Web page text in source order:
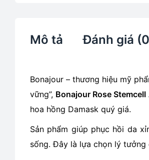
Mô tả Đánh giá
Bonajour – thương hiệu mỹ
vững”, Bonajour Rose
hoa hồng Damask quý giá.
Sản phẩm giúp phục hồi da
sống. Đây là lựa chọn lý